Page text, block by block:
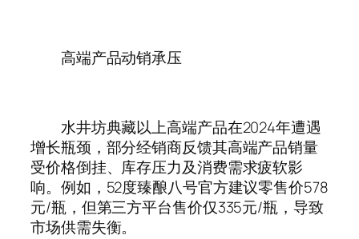
‌高端产品动销承压‌
水井坊典藏以上高端产品在2024年遭遇
增长瓶颈，部分经销商反馈其高端产品销量
受价格倒挂、库存压力及消费需求疲软影
响。例如，52度臻酿八号官方建议零售价578
元/瓶，但第三方平台售价仅335元/瓶，导致
市场供需失衡。‌